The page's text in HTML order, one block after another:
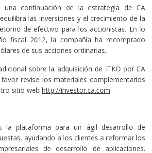
una continuación de la estrategia de CA
las inversiones y el crecimiento de la
de efectivo para los accionistas. En lo
fiscal 2012, la compañía ha recomprado
de sus acciones ordinarias.
sobre la adquisición de ITKO por CA
revise los materiales complementarios
sitio web http://investor.ca.com.
la plataforma para un ágil desarrollo de
ayudando a los clientes a reformar los
de desarrollo de aplicaciones.